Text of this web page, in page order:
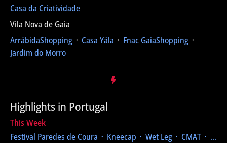
Casa da Criatividade
Vila Nova de Gaia
ArrábidaShopping ᛫ Casa Yäla ᛫ Fnac GaiaShopping ᛫
Jardim do Morro
Highlights in Portugal
This Week
Festival Paredes de Coura ᛫ Kneecap ᛫ Wet Leg ᛫ CMAT ᛫ ...